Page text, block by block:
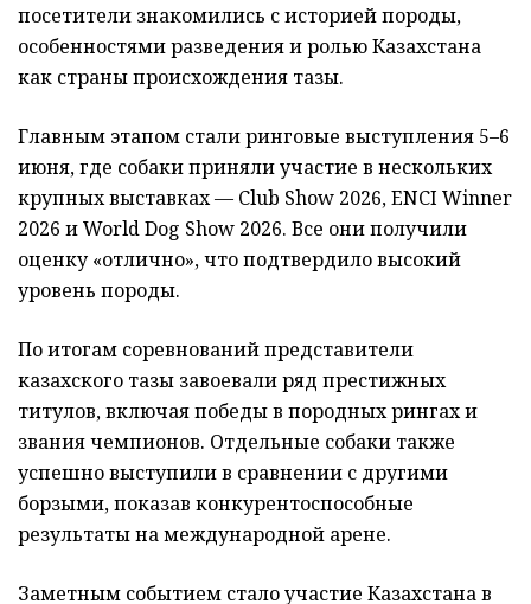
посетители знакомились с историей породы,
особенностями разведения и ролью Казахстана
как страны происхождения тазы.
Главным этапом стали ринговые выступления 5–6
июня, где собаки приняли участие в нескольких
крупных выставках — Club Show 2026, ENCI Winner
2026 и World Dog Show 2026. Все они получили
оценку «отлично», что подтвердило высокий
уровень породы.
По итогам соревнований представители
казахского тазы завоевали ряд престижных
титулов, включая победы в породных рингах и
звания чемпионов. Отдельные собаки также
успешно выступили в сравнении с другими
борзыми, показав конкурентоспособные
результаты на международной арене.
Заметным событием стало участие Казахстана в